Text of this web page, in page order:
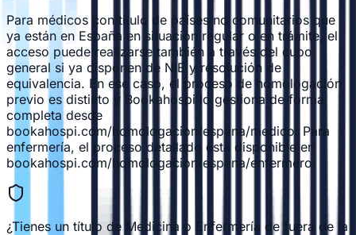
Para médicos con título de países no comunitarios que
ya están en España en situación regular o en trámite, el
acceso puede realizarse también a través del cupo
general si ya disponen de NIE y resolución de
equivalencia. En ese caso, el proceso de homologación
previo es distinto y Bookahospi lo gestiona de forma
completa desde
bookahospi.com/homologacion/espana/medico. Para
enfermería, el proceso detallado está disponible en
bookahospi.com/homologacion/espana/enfermero.
¿Tienes un título de Medicina o Enfermería de fuera de la